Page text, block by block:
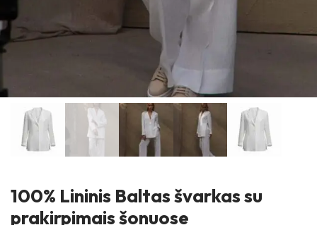
100% Lininis Baltas švarkas su
prakirpimais šonuose